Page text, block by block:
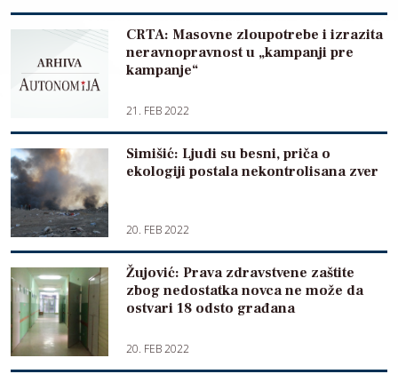
CRTA: Masovne zloupotrebe i izrazita
neravnopravnost u „kampanji pre
kampanje“
21. FEB 2022
Simišić: Ljudi su besni, priča o
ekologiji postala nekontrolisana zver
20. FEB 2022
Žujović: Prava zdravstvene zaštite
zbog nedostatka novca ne može da
ostvari 18 odsto građana
20. FEB 2022